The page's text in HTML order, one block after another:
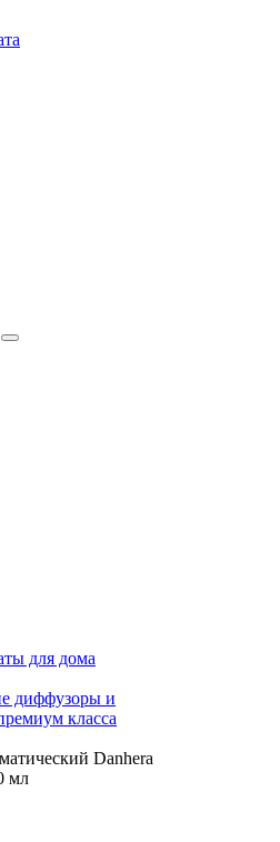
для дома
диффузоры и
класса
Danhera
мл